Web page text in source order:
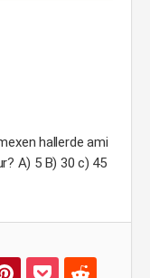
hallerde ami
A) 5 B) 30 c) 45